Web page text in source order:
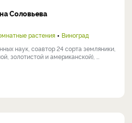
Соловьева
растения
Виноград
наук, соавтор 24 сорта земляники,
золотистой и американской), ...